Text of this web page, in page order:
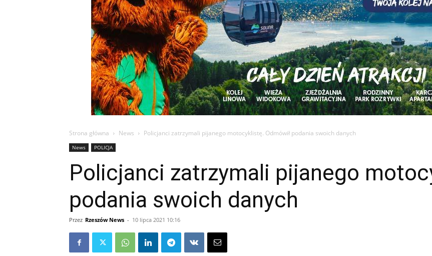
Strona główna News Policjanci zatrzymali pijanego motocyklistę. Odmówił podania swoich danych
News POLICJA
Policjanci zatrzymali pijanego
podania swoich danych
Przez Rzeszów News - 10 lipca 2021 10:16